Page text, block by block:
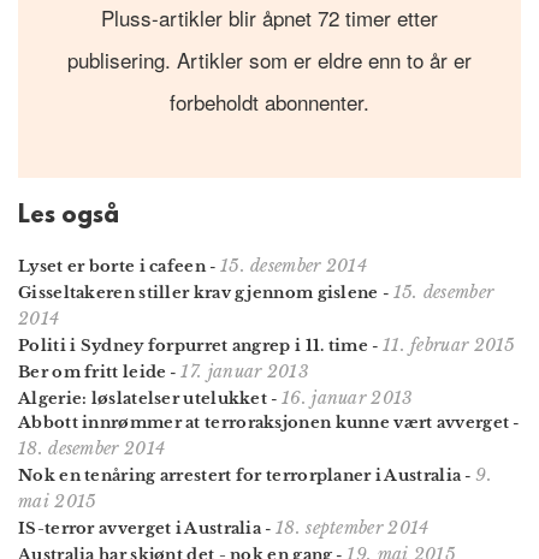
Pluss-artikler blir åpnet 72 timer etter
publisering. Artikler som er eldre enn to år er
forbeholdt abonnenter.
Les også
Lyset er borte i cafeen- 15. desember 2014
Gisseltakeren stiller krav gjennom gislene - 15. desember
2014
Politi i Sydney forpurret angrep i 11. time - 11. februar 2015
Ber om fritt leide -17. januar 2013
Algerie: løslatelser utelukket - 16. januar 2013
Abbott innrømmer at terroraksjonen kunne vært avverget -
18. desember 2014
Nok en tenåring arrestert for terrorplaner i Australia -9.
mai 2015
IS-terror avverget i Australia - 18. september 2014
Australia har skjønt det - nok en gang -19. mai 2015